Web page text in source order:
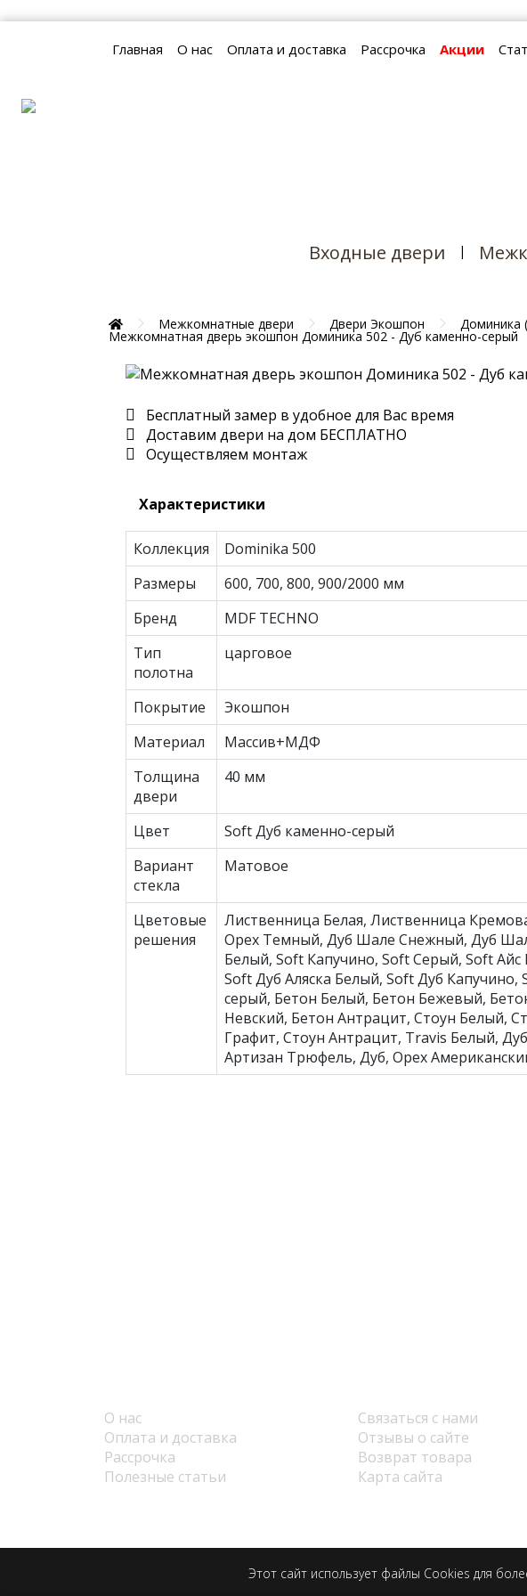
Главная О нас Оплата и доставка Рассрочка Акции
Входные двери
Межкомнатные двери Двери Экошпон Доминика
Межкомнатная дверь экошпон Доминика 502 - Дуб каменно-серый
Бесплатный замер в удобное для Вас время
Доставим двери на дом БЕСПЛАТНО
Осуществляем монтаж
Характеристики
Коллекция
Dominika 500
Размеры
600, 700, 800, 900/2000 мм
Бренд
MDF TECHNO
Тип
полотна
царговое
Покрытие
Экошпон
Материал
Массив+МДФ
Толщина
двери
40 мм
Цвет
Soft Дуб каменно-серый
Вариант
стекла
Матовое
Цветовые
решения
Лиственница Белая, Лиственница
Орех Темный, Дуб Шале Снежный, Дуб
Белый, Soft Капучино, Soft Серый, Soft Айс
Soft Дуб Аляска Белый, Soft Дуб
серый, Бетон Белый, Бетон Бежевый,
Невский, Бетон Антрацит, Стоун Белый,
Графит, Стоун Антрацит, Travis Белый,
Артизан Трюфель, Дуб, Орех
О нас
Оплата и доставка
Рассрочка
Полезные статьи
Связаться с нами
Отзывы о сайте
Возврат товара
Карта сайта
Регистрационный
Этот сайт использует файлы Cookies для